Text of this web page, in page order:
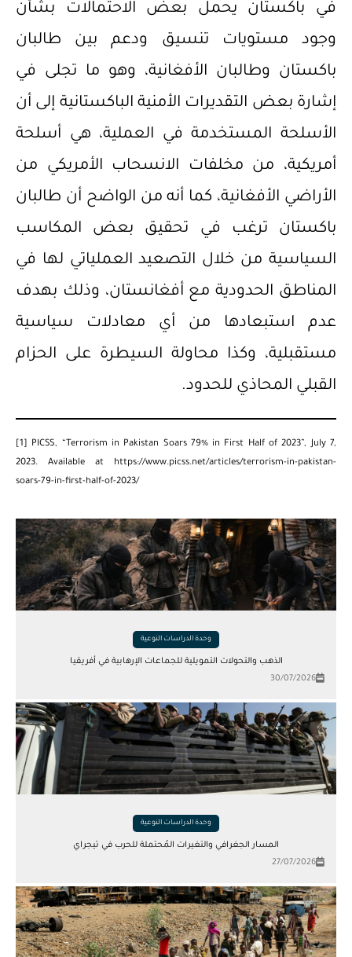
في باكستان يحمل بعض الاحتمالات بشأن
وجود مستويات تنسيق ودعم بين طالبان
باكستان وطالبان الأفغانية، وهو ما تجلى في
إشارة بعض التقديرات الأمنية الباكستانية إلى أن
الأسلحة المستخدمة في العملية، هي أسلحة
أمريكية، من مخلفات الانسحاب الأمريكي من
الأراضي الأفغانية، كما أنه من الواضح أن طالبان
باكستان ترغب في تحقيق بعض المكاسب
السياسية من خلال التصعيد العملياتي لها في
المناطق الحدودية مع أفغانستان، وذلك بهدف
عدم استبعادها من أي معادلات سياسية
مستقبلية، وكذا محاولة السيطرة على الحزام
القبلي المحاذي للحدود.
[1]
PICSS, “Terrorism in Pakistan Soars 79% in First Half of 2023”, July 7,
2023. Available at https://www.picss.net/articles/terrorism-in-pakistan-
soars-79-in-first-half-of-2023/
وحدة الدراسات النوعية
الذهب والتحولات التمويلية للجماعات الإرهابية في أفريقيا
30/07/2026
وحدة الدراسات النوعية
المسار الجغرافي والتغيرات المُحتملة للحرب في تيجراي
27/07/2026